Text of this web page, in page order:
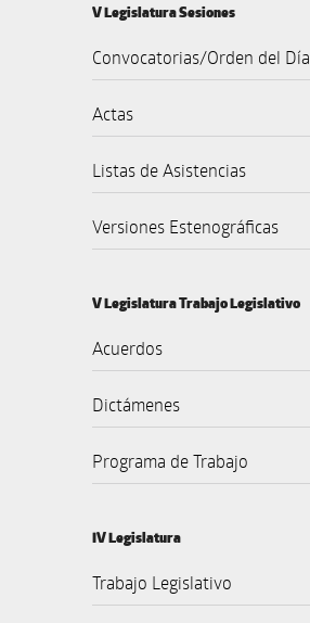
V Legislatura Sesiones
Convocatorias/Orden del Día
Actas
Listas de Asistencias
Versiones Estenográficas
V Legislatura Trabajo Legislativo
Acuerdos
Dictámenes
Programa de Trabajo
IV Legislatura
Trabajo Legislativo